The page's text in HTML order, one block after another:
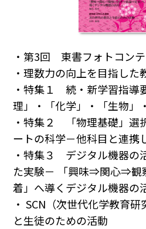
・第3回 東書フォトコン
・理数力の向上を目指した
・特集１ 続・新学習指導
理」・「化学」・「生物」
・特集２ 「物理基礎」選
ートの科学－他科目と連携
・特集３ デジタル機器の
た実験－ 「興味⇒関心⇒
着」へ導くデジタル機器の
・ SCN（次世代化学教育
と生徒のための活動